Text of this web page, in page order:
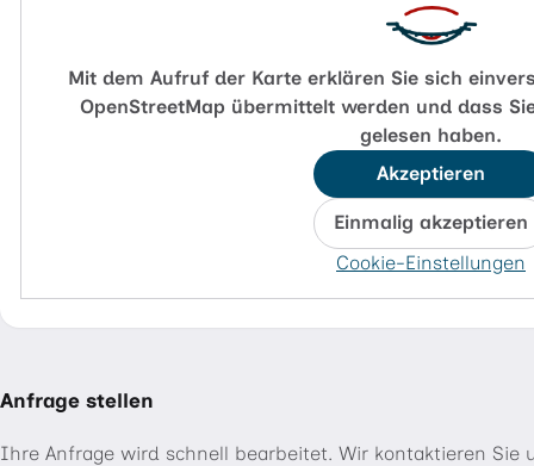
Mit dem Aufruf der Karte erklären Sie sich
OpenStreetMap übermittelt werden und dass
gelesen haben.
Akzeptieren
Einmalig akzeptieren
Cookie-Einstellungen
Anfrage stellen
Ihre Anfrage wird schnell bearbeitet. Wir kontaktieren Sie